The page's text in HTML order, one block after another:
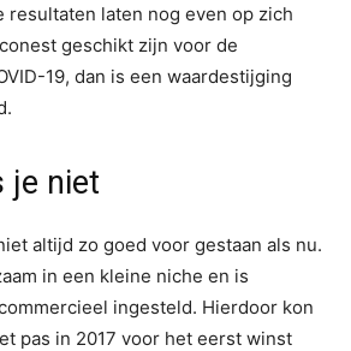
resultaten laten nog even op zich
geschikt zijn voor de
19, dan is een waardestijging
je niet
altijd zo goed voor gestaan als nu.
in een kleine niche en is
ingesteld. Hierdoor kon
pas in 2017 voor het eerst winst